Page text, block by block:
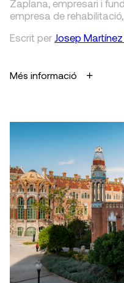
Zaplana, empresari i
empresa de
Escrit per Josep
Més informació